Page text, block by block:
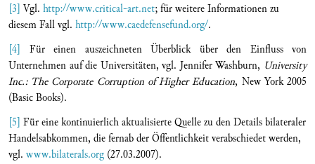
[3] Vgl. http://www.critical-art.net; für weitere Informationen zu
diesem Fall vgl. http://www.caedefensefund.org/.
[4] Für einen auszeichneten Überblick über den Einfluss von
Unternehmen auf die Universitäten, vgl. Jennifer Washburn, University
Inc.: The Corporate Corruption of Higher Education, New York 2005
(Basic Books).
[5] Für eine kontinuierlich aktualisierte Quelle zu den Details bilateraler
Handelsabkommen, die fernab der Öffentlichkeit verabschiedet werden,
vgl. www.bilaterals.org (27.03.2007).